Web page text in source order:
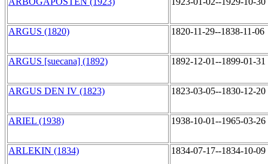
ARGUS (1820) 1820-11-29--1838-11-06
ARGUS [suecana] (1892) 1892-12-01--1899-01-31
ARGUS DEN IV (1823) 1823-03-05--1830-12-20
ARIEL (1938) 1938-10-01--1965-03-26
ARLEKIN (1834) 1834-07-17--1834-10-09